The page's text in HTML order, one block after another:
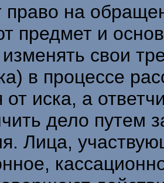
право на
предмет и
свои
в процессе
от иска, а
дело путем
Лица,